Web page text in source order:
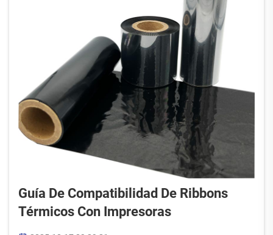
Guía De Compatibilidad De Ribbons
Térmicos Con Impresoras